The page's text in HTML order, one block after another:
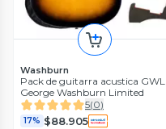
Washburn
Pack de guitarra acustica GWL
George Washburn Limited
5(0)
17% $88.905